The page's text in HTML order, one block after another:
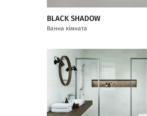
BLACK SHADOW
Ванна кімната